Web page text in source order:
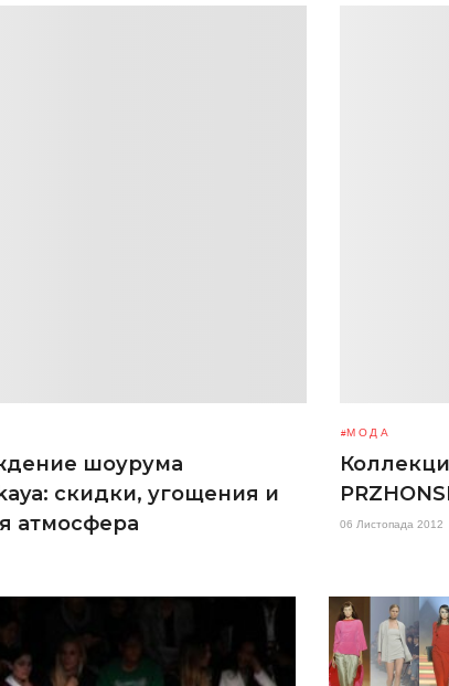
шоурума
скидки, угощения и
атмосфера
МОДА
06 Листопада 2012